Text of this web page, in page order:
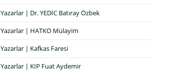
Yazarlar | Dr. YEDİC Batıray Özbek
Yazarlar | HATKO Mülayim
Yazarlar | Kafkas Faresi
Yazarlar | KIP Fuat Aydemir